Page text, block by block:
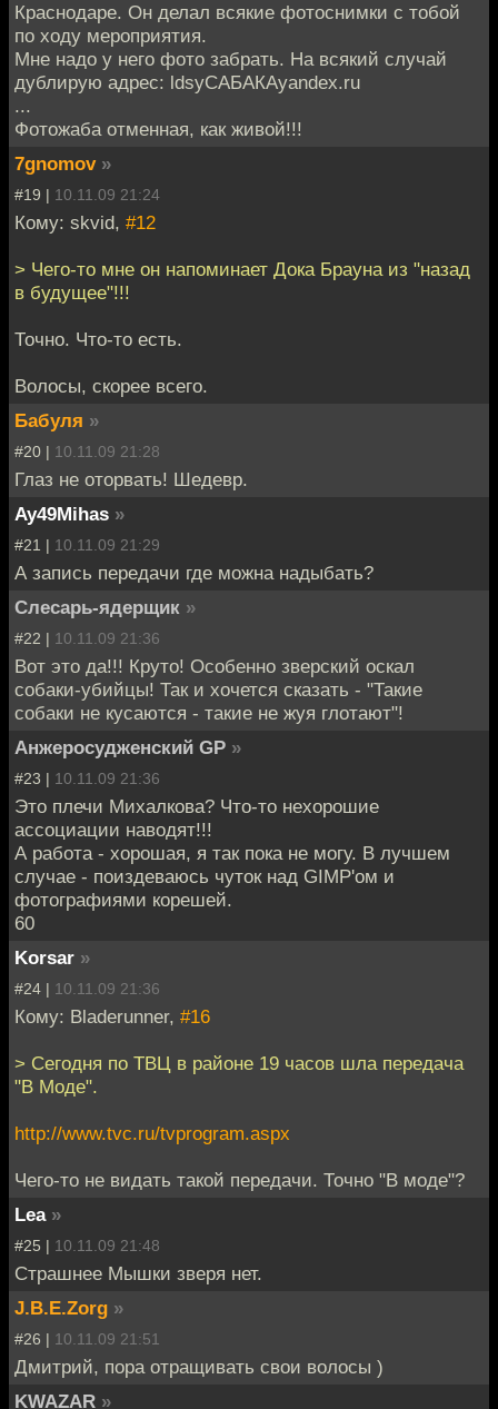
Краснодаре. Он делал всякие фотоснимки с тобой
по ходу мероприятия.
Мне надо у него фото забрать. На всякий случай
дублирую адрес: ldsyСАБАКАyandex.ru
...
Фотожаба отменная, как живой!!!
7gnomov »
#19 | 10.11.09 21:24
Кому: skvid, #12
> Чего-то мне он напоминает Дока Брауна из "назад
в будущее"!!!
Точно. Что-то есть.
Волосы, скорее всего.
Бабуля »
#20 | 10.11.09 21:28
Глаз не оторвать! Шедевр.
Ay49Mihas »
#21 | 10.11.09 21:29
А запись передачи где можна надыбать?
Слесарь-ядерщик »
#22 | 10.11.09 21:36
Вот это да!!! Круто! Особенно зверский оскал
собаки-убийцы! Так и хочется сказать - "Такие
собаки не кусаются - такие не жуя глотают"!
Анжеросудженский GP »
#23 | 10.11.09 21:36
Это плечи Михалкова? Что-то нехорошие
ассоциации наводят!!!
А работа - хорошая, я так пока не могу. В лучшем
случае - поиздеваюсь чуток над GIMP'ом и
фотографиями корешей.
60
Korsar »
#24 | 10.11.09 21:36
Кому: Bladerunner, #16
> Сегодня по ТВЦ в районе 19 часов шла передача
"В Моде".
http://www.tvc.ru/tvprogram.aspx
Чего-то не видать такой передачи. Точно "В моде"?
Lea »
#25 | 10.11.09 21:48
Страшнее Мышки зверя нет.
J.B.E.Zorg »
#26 | 10.11.09 21:51
Дмитрий, пора отращивать свои волосы )
KWAZAR »